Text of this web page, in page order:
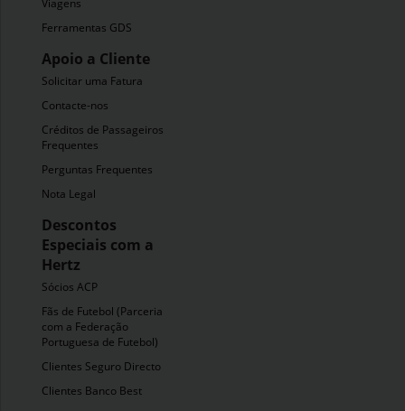
Viagens
Ferramentas GDS
Apoio a Cliente
Solicitar uma Fatura
Contacte-nos
Créditos de Passageiros
Frequentes
Perguntas Frequentes
Nota Legal
Descontos
Especiais com a
Hertz
Sócios ACP
Fãs de Futebol (Parceria
com a Federação
Portuguesa de Futebol)
Clientes Seguro Directo
Clientes Banco Best